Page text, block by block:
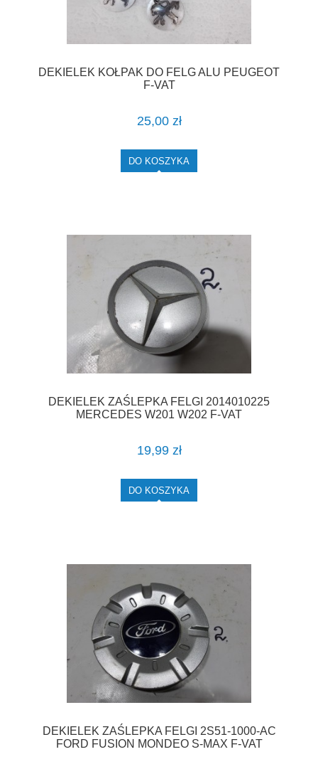
DEKIELEK KOŁPAK DO FELG ALU PEUGEOT
F-VAT
25,00 zł
DO KOSZYKA
DEKIELEK ZAŚLEPKA FELGI 2014010225
MERCEDES W201 W202 F-VAT
19,99 zł
DO KOSZYKA
DEKIELEK ZAŚLEPKA FELGI 2S51-1000-AC
FORD FUSION MONDEO S-MAX F-VAT